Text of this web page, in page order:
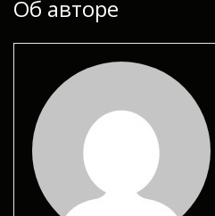
Об авторе